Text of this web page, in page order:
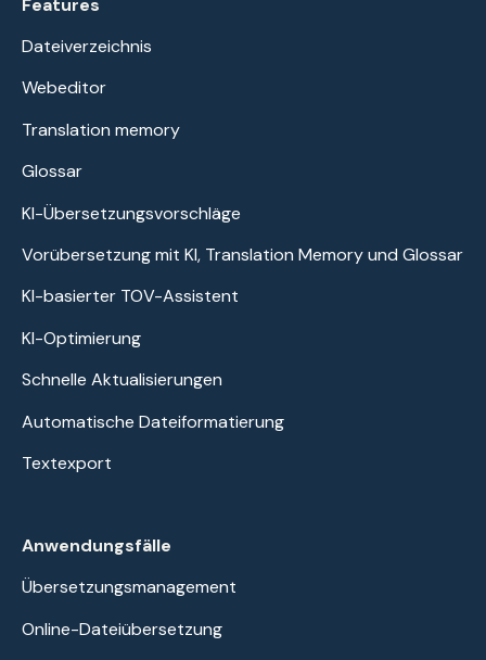
Features
Dateiverzeichnis
Webeditor
Translation memory
Glossar
KI-Übersetzungsvorschläge
Vorübersetzung mit KI, Translation Memory und Glossar
KI-basierter TOV-Assistent
KI-Optimierung
Schnelle Aktualisierungen
Automatische Dateiformatierung
Textexport
Anwendungsfälle
Übersetzungsmanagement
Online-Dateiübersetzung